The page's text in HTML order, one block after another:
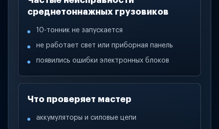
среднетоннажных грузовиков
10-тонник не запускается
не работает свет или приборная панель
появились ошибки электронных блоков
Что проверяет мастер
аккумуляторы и силовые цепи